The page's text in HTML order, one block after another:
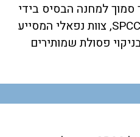
סמוך למחנה הבסיס בידי
צוות הוועדה לבקרת זיהום ב-SPCC, צוות נפאלי המסייע
פסולת שמותירים